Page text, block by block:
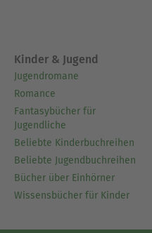
Kinder & Jugend
Jugendromane
Romance
Fantasybücher für
Jugendliche
Beliebte Kinderbuchreihen
Beliebte Jugendbuchreihen
Bücher über Einhörner
Wissensbücher für Kinder